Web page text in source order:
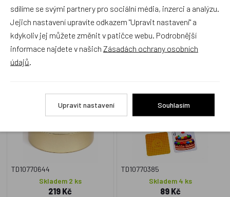
Zboží se stejným motivem
Dětské hrátky pro nejmenší
TD10770644
Skladem 2 ks
219 Kč
TD10770385
Skladem 4 ks
89 Kč
sdílíme se svými partnery pro sociální média, inzerci a analýzu.
Jejich nastavení upravíte odkazem "Upravit nastavení" a
kdykoliv jej můžete změnit v patičce webu. Podrobnější
informace najdete v našich Zásadách ochrany osobních
údajů
Upravit nastavení Souhlasím